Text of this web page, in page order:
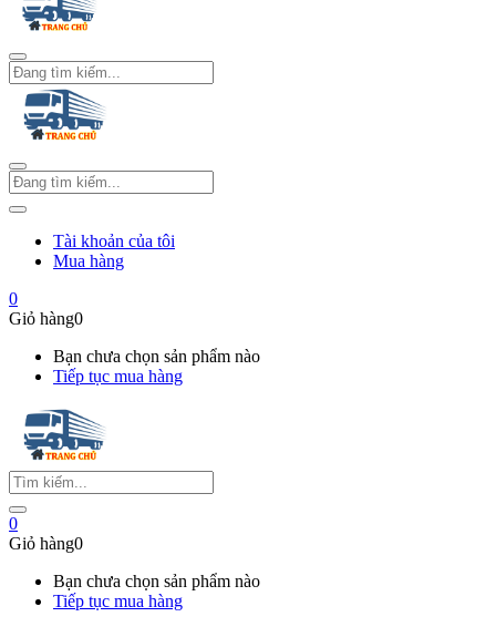
Tài khoản của tôi
Mua hàng
0
Giỏ hàng0
Bạn chưa chọn sản phẩm nào
Tiếp tục mua hàng
0
Giỏ hàng0
Bạn chưa chọn sản phẩm nào
Tiếp tục mua hàng